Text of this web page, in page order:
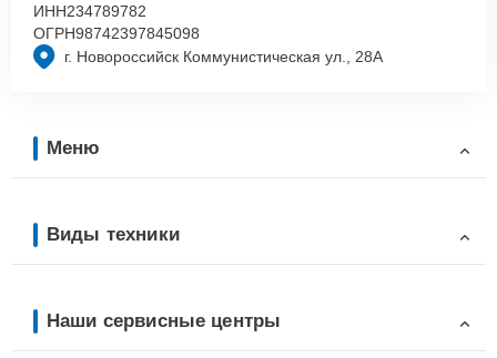
г. Новороссийск Коммунистическая ул., 28А
ИНН234789782
ОГРН98742397845098
Меню
Виды техники
Наши сервисные центры